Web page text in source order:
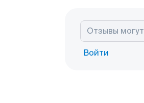
Войти